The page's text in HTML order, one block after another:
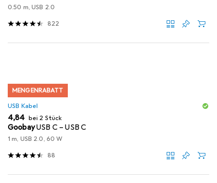
0.50 m, USB 2.0
822
MENGENRABATT
USB Kabel
EUR
4,84 bei 2 Stück
GoobayUSB C – USB C
1 m, USB 2.0, 60 W
88